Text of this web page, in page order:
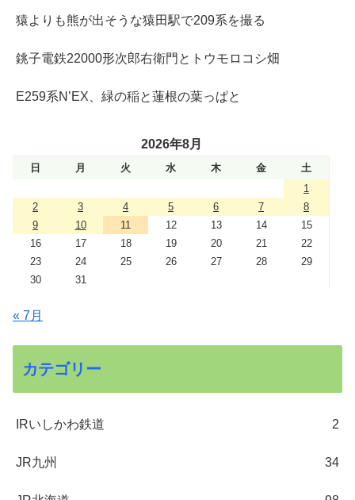
猿よりも熊が出そうな猿田駅で209系を撮る
銚子電鉄22000形次郎右衛門とトウモロコシ畑
E259系N’EX、緑の稲と蓮根の葉っぱと
2026年8月
日 月 火 水 木 金
土
1
2
3 4 5 6 7
8
9
10 11 12 13 14
15
16
17 18 19 20 21
22
23
24 25 26 27 28
29
30
31
« 7月
カテゴリー
IRいしかわ鉄道 2
JR九州 34